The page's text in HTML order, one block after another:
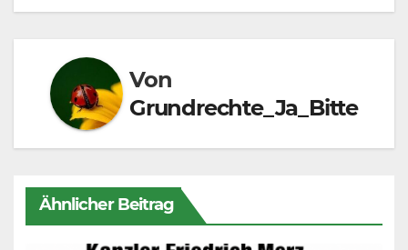
Von
Grundrechte_Ja_Bitte
Ähnlicher Beitrag